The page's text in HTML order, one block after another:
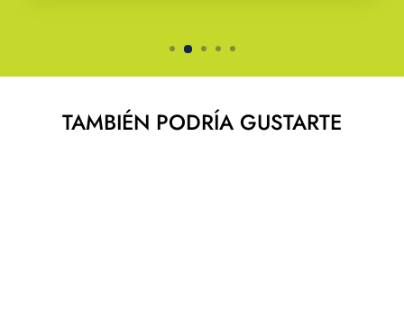
TAMBIÉN PODRÍA GUSTARTE